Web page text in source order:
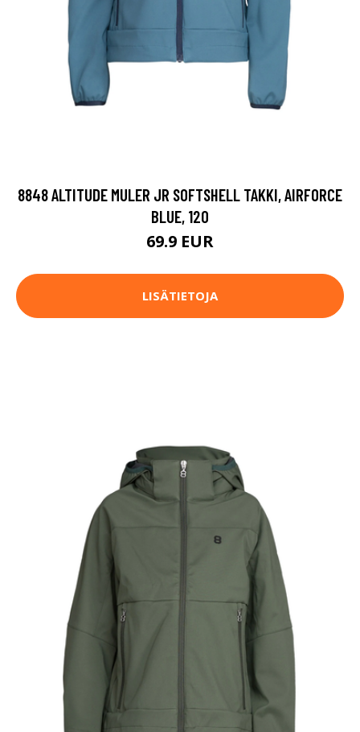
8848 ALTITUDE MULER JR SOFTSHELL TAKKI, AIRFORCE
BLUE, 120
69.9 EUR
LISÄTIETOJA